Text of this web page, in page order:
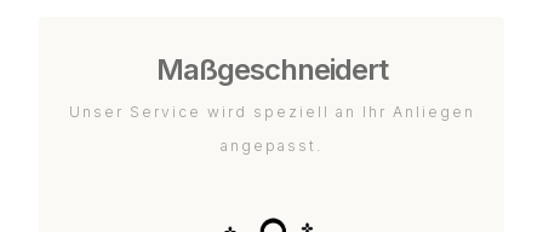
Maßgeschneidert
Unser Service wird speziell an Ihr Anliegen
angepasst.